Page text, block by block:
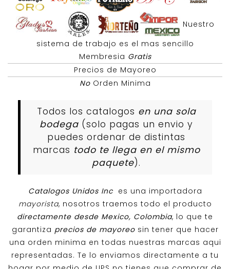
Nuestro
sistema de trabajo es el mas sencillo
Membresia Gratis
Precios de Mayoreo
NoOrden Minima
Todos los catalogos en una sola
bodega (solo pagas un envio y
puedes ordenar de distintas
marcas todo te llega en el mismo
paquete).
Catalogos Unidos Inc es una importadora
mayorista, nosotros traemos todo el producto
directamente desde Mexico, Colombia, lo que te
garantiza precios de mayoreosin tener que hacer
una orden minima en todas nuestras marcas aqui
representadas. Te lo enviamos directamente a tu